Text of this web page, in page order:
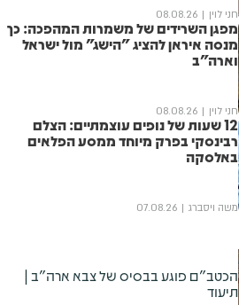
חני לוין 08.08.26
מפגן השרידים של משמרות המהפכה: כך
מנסה איראן להציג "הישג" מול ישראל
וארה"ב
חני לוין 08.08.26
12 שעות של נופים עוצמתיים: הצלם
רבינסקי בפרק מיוחד ממסע הפלאים
באלסקה
משה ויסברג 07.08.26
הכטב"ם פוגע בבסיס של צבא ארה"ב |
תיעוד